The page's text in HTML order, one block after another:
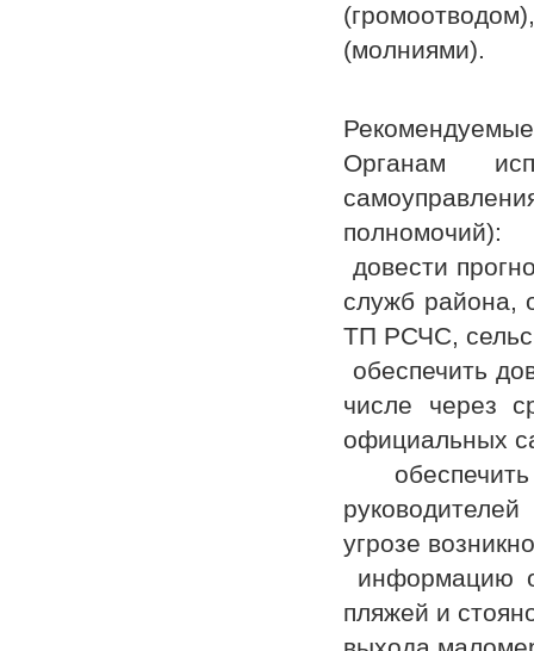
(молниями).
Органам
полномочий):
довести
служб района,
ТП РСЧС,
обеспечить
числе через
официальных
угрозе
информацию
пляжей и